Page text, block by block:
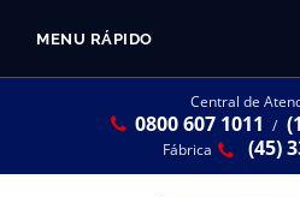
MENU RÁPIDO
Central de
0800 607 1011 /
Fábrica (45)
Linha Resina Plástica
CATÁLOGO LINPLAST 2025
SOBRE A EMPRESA